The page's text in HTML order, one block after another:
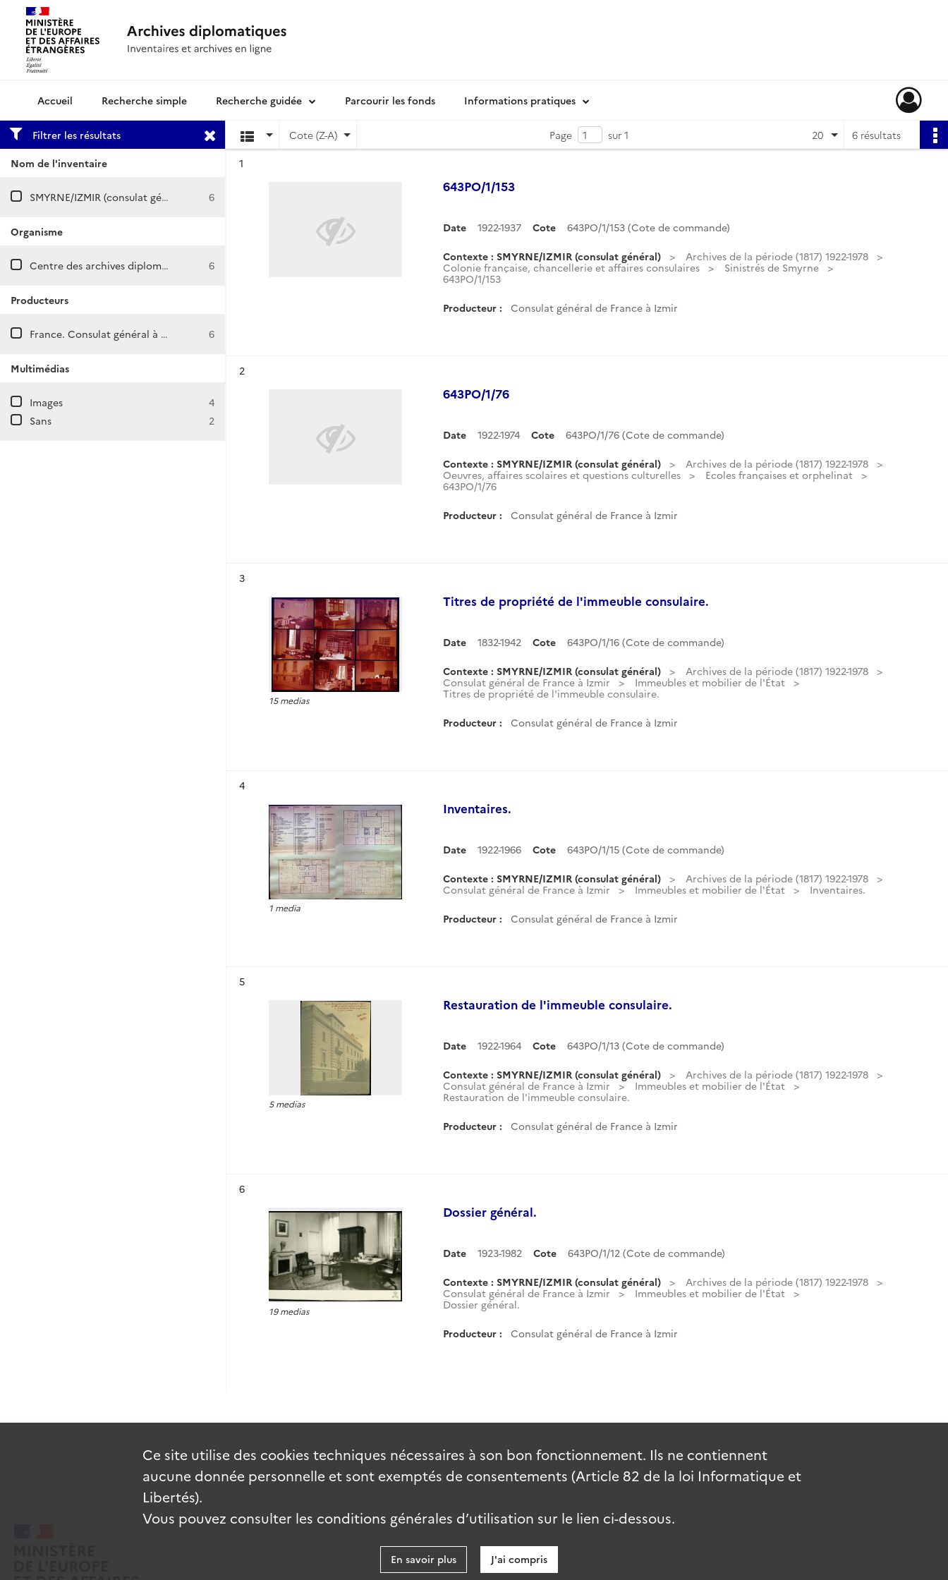
Archives diplomatiquesRecherche simple Recherche guidée Parcourir les fonds Informations pratiques
Filtrer les résultats
Nom de l'inventaire
SMYRNE/IZMIR (consulat général) 6
Organisme
Centre des archives diplomatiques de Nantes 6
Producteurs
France. Consulat général à Izmir 6
Multimédias
Images
4
Sans
2
Cote (Z-A) Page sur 1 6 résultats
20
1
643PO/1/153
Date 1922-1937 Cote 643PO/1/153 (Cote de commande)
Contexte : SMYRNE/IZMIR (consulat général)
Archives de la période (1817) 1922-1978
Colonie française, chancellerie et affaires consulaires
Sinistrés de Smyrne
643PO/1/153
Producteur : Consulat général de France à Izmir
2
643PO/1/76
Date 1922-1974 Cote 643PO/1/76 (Cote de commande)
Contexte : SMYRNE/IZMIR (consulat général)
Archives de la période (1817) 1922-1978
Oeuvres, affaires scolaires et questions culturelles
Ecoles françaises et orphelinat
643PO/1/76
Producteur : Consulat général de France à Izmir
3
15 medias
Titres de propriété de l'immeuble consulaire.
Date 1832-1942 Cote 643PO/1/16 (Cote de commande)
Contexte : SMYRNE/IZMIR (consulat général)
Archives de la période (1817) 1922-1978
Consulat général de France à Izmir
Immeubles et mobilier de l'État
Titres de propriété de l'immeuble consulaire.
Producteur : Consulat général de France à Izmir
4
1 media
Inventaires.
Date 1922-1966 Cote 643PO/1/15 (Cote de commande)
Contexte : SMYRNE/IZMIR (consulat général)
Archives de la période (1817) 1922-1978
Consulat général de France à Izmir
Immeubles et mobilier de l'État Inventaires.
Producteur : Consulat général de France à Izmir
5
5 medias
Restauration de l'immeuble consulaire.
Date 1922-1964 Cote 643PO/1/13 (Cote de commande)
Contexte : SMYRNE/IZMIR (consulat général)
Archives de la période (1817) 1922-1978
Consulat général de France à Izmir
Immeubles et mobilier de l'État
Restauration de l'immeuble consulaire.
Producteur : Consulat général de France à Izmir
6
19 medias
Dossier général.
Date 1923-1982 Cote 643PO/1/12 (Cote de commande)
Contexte : SMYRNE/IZMIR (consulat général)
Archives de la période (1817) 1922-1978
Consulat général de France à Izmir
Immeubles et mobilier de l'État
Dossier général.
Producteur : Consulat général de France à Izmir
Ce site utilise des cookies techniques nécessaires à son bon fonctionnement. Ils ne contiennent
aucune donnée personnelle et sont exemptés de consentements (Article 82 de la loi Informatique et
Libertés).
Vous pouvez consulter les conditions générales d’utilisation sur le lien ci-dessous.
En savoir plus J'ai compris